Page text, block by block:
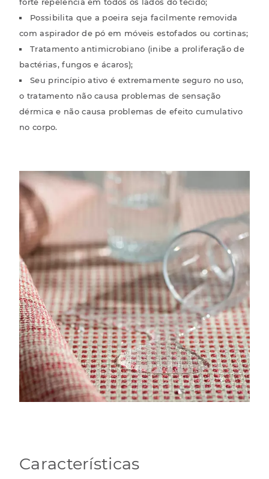
Possibilita que a poeira seja facilmente removida
com aspirador de pó em móveis estofados ou cortinas;
Tratamento antimicrobiano (inibe a proliferação de
bactérias, fungos e ácaros);
Seu princípio ativo é extremamente seguro no uso,
o tratamento não causa problemas de sensação
dérmica e não causa problemas de efeito cumulativo
no corpo.
Características